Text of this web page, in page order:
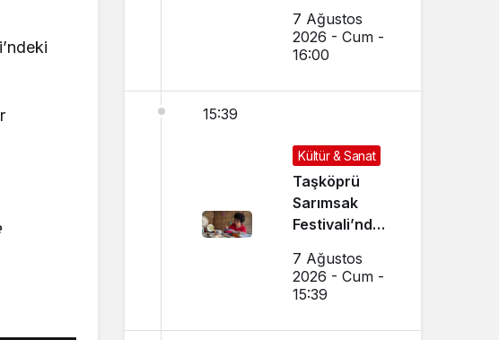
Hurdaya
Döndü
7 Ağustos
2026 - Cum -
16:00
15:39
Kültür & Sanat
Taşköprü
Sarımsak
Festivali’nde
Yöresel
Lezzetler
7 Ağustos
2026 - Cum -
15:39